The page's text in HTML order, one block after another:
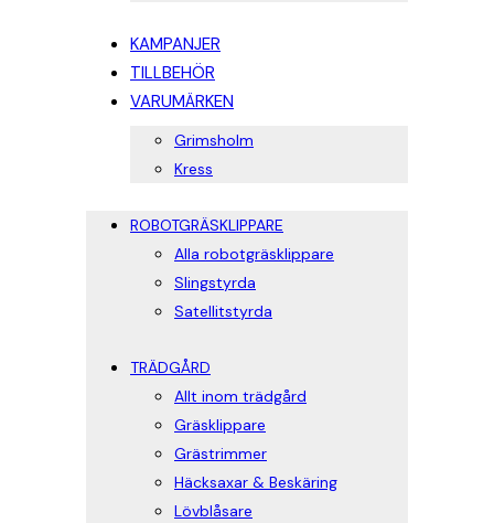
KAMPANJER
TILLBEHÖR
VARUMÄRKEN
Grimsholm
Kress
ROBOTGRÄSKLIPPARE
Alla robotgräsklippare
Slingstyrda
Satellitstyrda
TRÄDGÅRD
Allt inom trädgård
Gräsklippare
Grästrimmer
Häcksaxar & Beskäring
Lövblåsare